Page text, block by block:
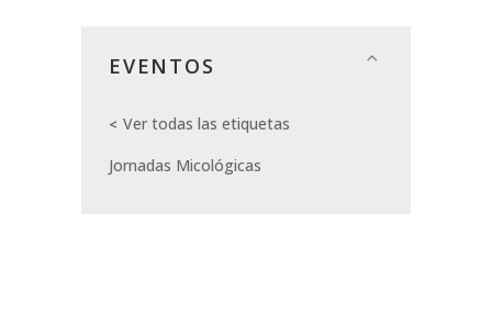
EVENTOS
Ver todas las etiquetas
Jornadas Micológicas